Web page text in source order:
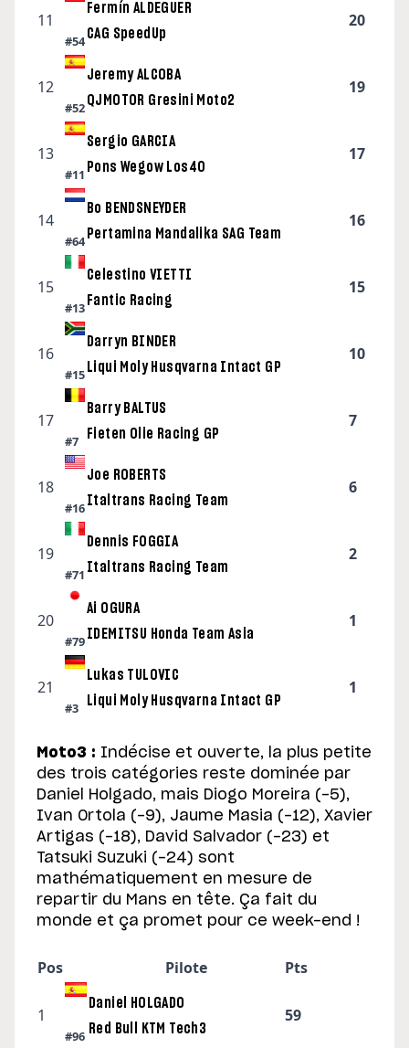
11
#54
Fermín ALDEGUER
CAG SpeedUp
20
12
#52
Jeremy ALCOBA
QJMOTOR Gresini Moto2
19
13
#11
Sergio GARCIA
Pons Wegow Los40
17
14
#64
Bo BENDSNEYDER
Pertamina Mandalika SAG Team
16
15
#13
Celestino VIETTI
Fantic Racing
15
16
#15
Darryn BINDER
Liqui Moly Husqvarna Intact GP
10
17
#7
Barry BALTUS
Fieten Olie Racing GP
7
18
#16
Joe ROBERTS
Italtrans Racing Team
6
19
#71
Dennis FOGGIA
Italtrans Racing Team
2
20
#79
Ai OGURA
IDEMITSU Honda Team Asia
1
21
#3
Lukas TULOVIC
Liqui Moly Husqvarna Intact GP
1
Moto3 : Indécise et ouverte, la plus petite
des trois catégories reste dominée par
Daniel Holgado, mais Diogo Moreira (-5),
Ivan Ortola (-9), Jaume Masia (-12), Xavier
Artigas (-18), David Salvador (-23) et
Tatsuki Suzuki (-24) sont
mathématiquement en mesure de
repartir du Mans en tête. Ça fait du
monde et ça promet pour ce week-end !
Pos Pilote Pts
1
#96
Daniel HOLGADO
Red Bull KTM Tech3
59